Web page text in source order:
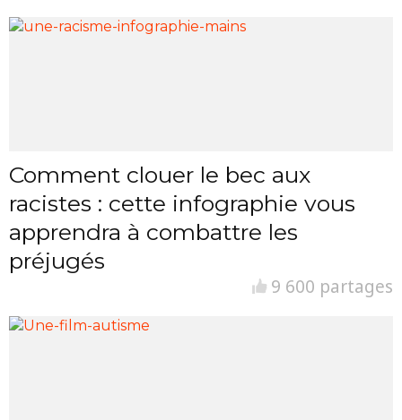
Comment clouer le bec aux
racistes : cette infographie vous
apprendra à combattre les
préjugés
9 600 partages